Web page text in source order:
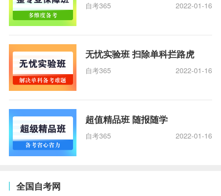
自考365 2022-01-16
无忧实验班 扫除单科拦路虎
自考365 2022-01-16
超值精品班 随报随学
自考365 2022-01-16
全国自考网